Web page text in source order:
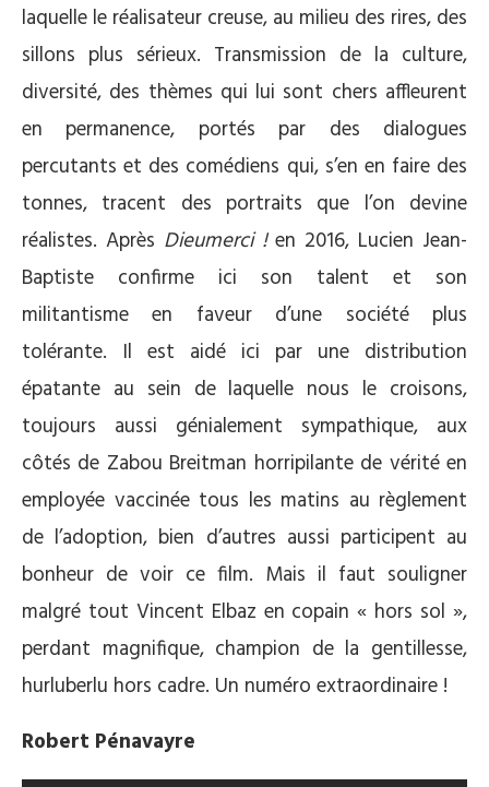
laquelle le réalisateur creuse, au milieu des rires, des
sillons plus sérieux. Transmission de la culture,
diversité, des thèmes qui lui sont chers affleurent
en permanence, portés par des dialogues
percutants et des comédiens qui, s’en en faire des
tonnes, tracent des portraits que l’on devine
réalistes. Après Dieumerci !en 2016, Lucien Jean-
Baptiste confirme ici son talent et son
militantisme en faveur d’une société plus
tolérante. Il est aidé ici par une distribution
épatante au sein de laquelle nous le croisons,
toujours aussi génialement sympathique, aux
côtés de Zabou Breitman horripilante de vérité en
employée vaccinée tous les matins au règlement
de l’adoption, bien d’autres aussi participent au
bonheur de voir ce film. Mais il faut souligner
malgré tout Vincent Elbaz en copain « hors sol »,
perdant magnifique, champion de la gentillesse,
hurluberlu hors cadre. Un numéro extraordinaire !
Robert Pénavayre